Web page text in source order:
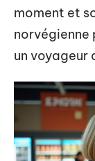
moment et
norvégienne
un voyageur